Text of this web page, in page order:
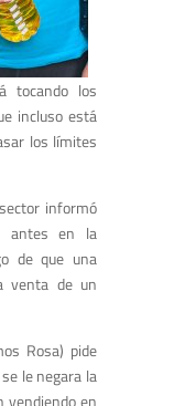
tocando los
incluso está
los límites
informó
antes en la
de que una
venta de un
Rosa) pide
le negara la
vendiendo en